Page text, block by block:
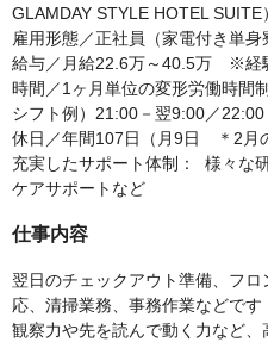
GLAMDAY STYLE HOTEL SUITE）
雇用形態／正社員（家電付き単身
給与／月給22.6万～40.5万 ※経
時間／1ヶ月単位の変形労働時間
シフト例）21:00－翌9:00／22:00
休日／年間107日（月9日 ＊2月
充実したサポート体制： 様々な
ケアサポートなど
仕事内容
翌日のチェックアウト準備、フ
応、清掃業務、事務作業などです
観察力や先を読んで動く力など